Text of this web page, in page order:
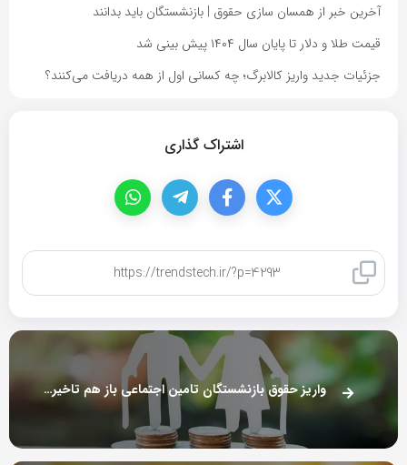
آخرین خبر از همسان سازی حقوق | بازنشستگان باید بدانند
قیمت طلا و دلار تا پایان سال ۱۴۰۴ پیش بینی شد
جزئیات جدید واریز کالابرگ؛ چه کسانی اول از همه دریافت می‌کنند؟
اشتراک گذاری
واریز حقوق بازنشستگان تامین اجتماعی باز هم تاخیر خورد + جزئیات